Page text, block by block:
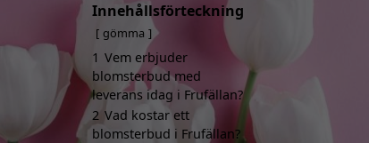
Innehållsförteckning
gömma
1 Vem erbjuder
blomsterbud med
leverans idag i Frufällan?
2 Vad kostar ett
blomsterbud i Frufällan?